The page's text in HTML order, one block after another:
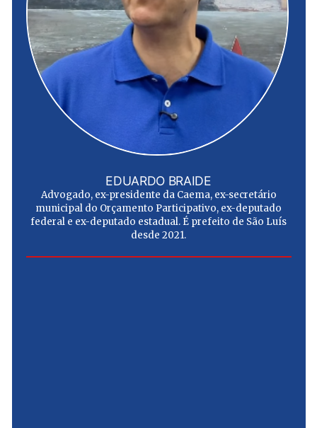
EDUARDO BRAIDE
Advogado, ex-presidente da Caema, ex-secretário
municipal do Orçamento Participativo, ex-deputado
federal e ex-deputado estadual. É prefeito de São Luís
desde 2021.